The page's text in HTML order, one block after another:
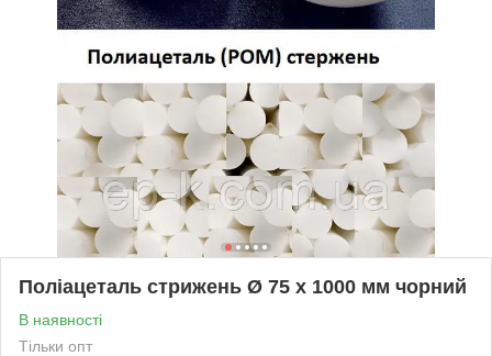
Поліацеталь стрижень Ø 75 х 1000 мм чорний
В наявності
Тільки опт